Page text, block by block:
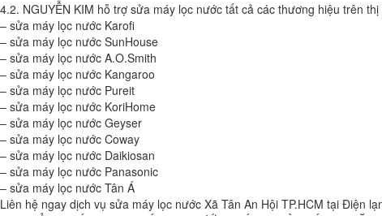
4.2. NGUYỄN KIM hỗ trợ sửa máy lọc nước tất cả các thương hiệu trên
– sửa máy lọc nước Karofi
– sửa máy lọc nước SunHouse
– sửa máy lọc nước A.O.Smith
– sửa máy lọc nước Kangaroo
– sửa máy lọc nước Pureit
– sửa máy lọc nước KoriHome
– sửa máy lọc nước Geyser
– sửa máy lọc nước Coway
– sửa máy lọc nước Daikiosan
– sửa máy lọc nước Panasonic
– sửa máy lọc nước Tân Á
Liên hệ ngay dịch vụ sửa máy lọc nước Xã Tân An Hội TP.HCM tại Điện